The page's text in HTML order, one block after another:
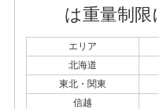
は重量制
エリア
北海道
東北・関東
信越